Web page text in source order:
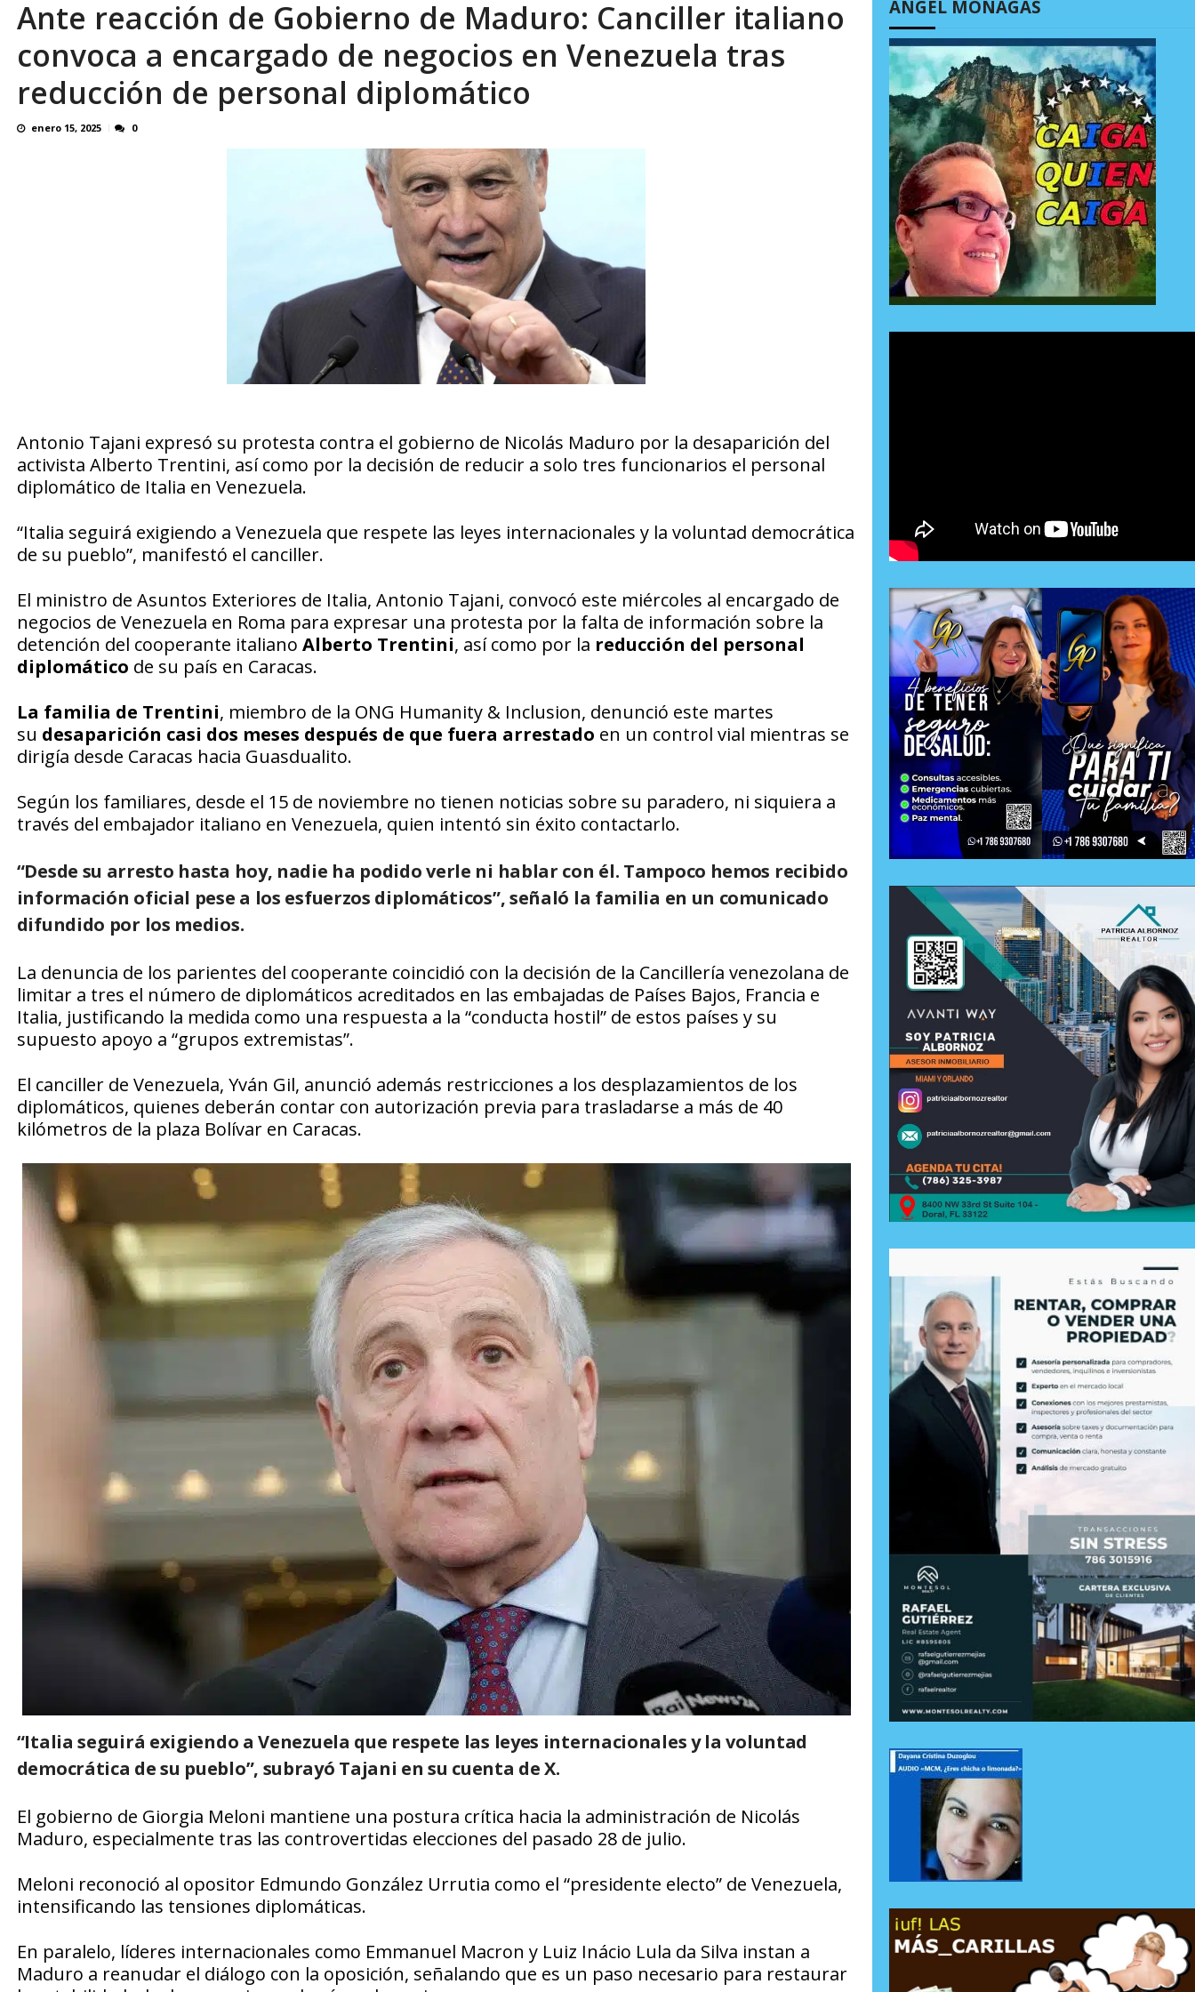
El último que apague la luz: 17 años de excusas, apagones y promesas incumplidas... AGOSTO 6, 2026
Ante reacción de Gobierno de Maduro: Canciller italiano
convoca a encargado de negocios en Venezuela tras
reducción de personal diplomático
enero 15, 2025 0
Antonio Tajani expresó su protesta contra el gobierno de Nicolás Maduro por la desaparición del
activista Alberto Trentini, así como por la decisión de reducir a solo tres funcionarios el personal
diplomático de Italia en Venezuela.
“Italia seguirá exigiendo a Venezuela que respete las leyes internacionales y la voluntad democrática
de su pueblo”, manifestó el canciller.
El ministro de Asuntos Exteriores de Italia, Antonio Tajani, convocó este miércoles al encargado de
negocios de Venezuela en Roma para expresar una protesta por la falta de información sobre la
detención del cooperante italiano Alberto Trentini, así como por la reducción del personal
diplomático de su país en Caracas.
La familia de Trentini, miembro de la ONG Humanity & Inclusion, denunció este martes
su desaparición casi dos meses después de que fuera arrestado en un control vial mientras se
dirigía desde Caracas hacia Guasdualito.
Según los familiares, desde el 15 de noviembre no tienen noticias sobre su paradero, ni siquiera a
través del embajador italiano en Venezuela, quien intentó sin éxito contactarlo.
“Desde su arresto hasta hoy, nadie ha podido verle ni hablar con él. Tampoco hemos recibido
información oficial pese a los esfuerzos diplomáticos”, señaló la familia en un comunicado
difundido por los medios.
La denuncia de los parientes del cooperante coincidió con la decisión de la Cancillería venezolana de
limitar a tres el número de diplomáticos acreditados en las embajadas de Países Bajos, Francia e
Italia, justificando la medida como una respuesta a la “conducta hostil” de estos países y su
supuesto apoyo a “grupos extremistas”.
El canciller de Venezuela, Yván Gil, anunció además restricciones a los desplazamientos de los
diplomáticos, quienes deberán contar con autorización previa para trasladarse a más de 40
kilómetros de la plaza Bolívar en Caracas.
“Italia seguirá exigiendo a Venezuela que respete las leyes internacionales y la voluntad
democrática de su pueblo”, subrayó Tajani en su cuenta de X.
El gobierno de Giorgia Meloni mantiene una postura crítica hacia la administración de Nicolás
Maduro, especialmente tras las controvertidas elecciones del pasado 28 de julio.
Meloni reconoció al opositor Edmundo González Urrutia como el “presidente electo” de Venezuela,
intensificando las tensiones diplomáticas.
En paralelo, líderes internacionales como Emmanuel Macron y Luiz Inácio Lula da Silva instan a
Maduro a reanudar el diálogo con la oposición, señalando que es un paso necesario para restaurar
ÁNGEL MONAGAS